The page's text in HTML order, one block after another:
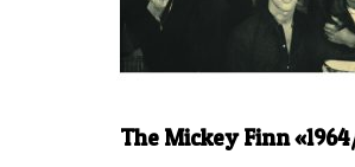
The Mickey Finn